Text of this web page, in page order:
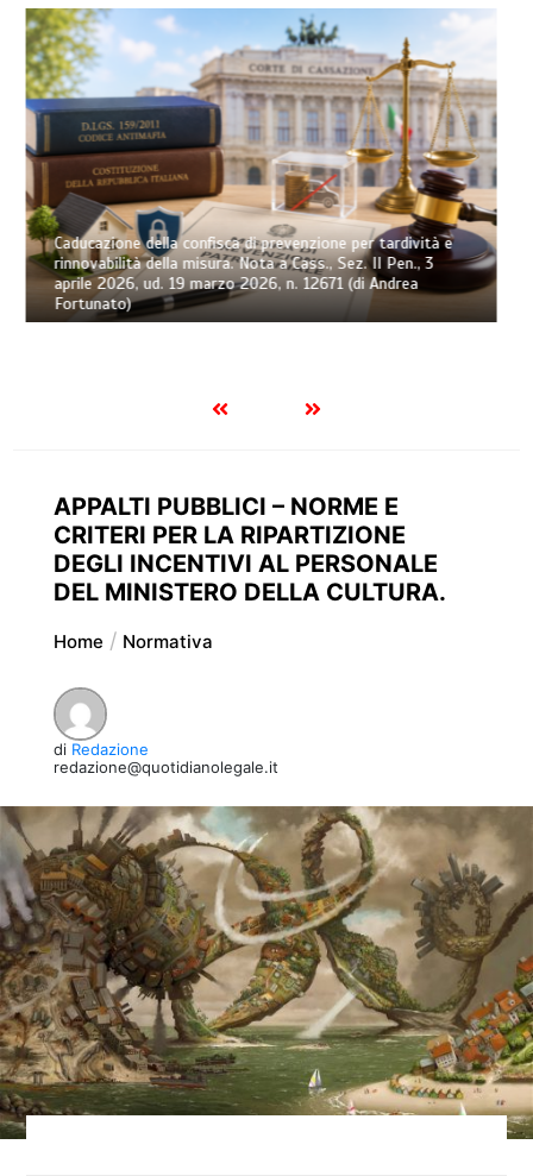
Osservatorio sull’esecuzione forzata civile – Trimestre n.
2/2026 (di Andrea Greco)
APPALTI PUBBLICI – NORME E
CRITERI PER LA RIPARTIZIONE
DEGLI INCENTIVI AL PERSONALE
DEL MINISTERO DELLA CULTURA.
Home Normativa
di Redazione
redazione@quotidianolegale.it